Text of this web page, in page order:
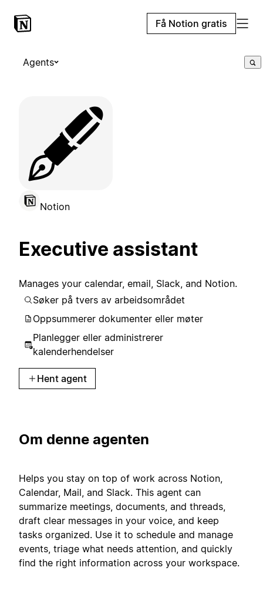
Få Notion gratis
Agents
🖋️
Notion
Executive assistant
Manages your calendar, email, Slack, and Notion.
Søker på tvers av arbeidsområdet
Oppsummerer dokumenter eller møter
Planlegger eller administrerer
kalenderhendelser
Hent agent
Om denne agenten
Helps you stay on top of work across Notion,
Calendar, Mail, and Slack. This agent can
summarize meetings, documents, and threads,
draft clear messages in your voice, and keep
tasks organized. Use it to schedule and manage
events, triage what needs attention, and quickly
find the right information across your workspace.